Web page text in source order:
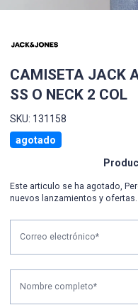
CAMISETA JACK
SS O NECK 2 COL
SKU: 131158
agotado
Este articulo se ha agotado,
nuevos lanzamientos y ofertas.
Correo electrónico*
Nombre completo*